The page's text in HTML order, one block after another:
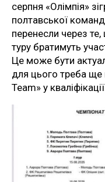
серпня «Олімпія»
полтавської
перенесли через те,
туру братимуть
Це може бути
для цього треба ще
Team» у